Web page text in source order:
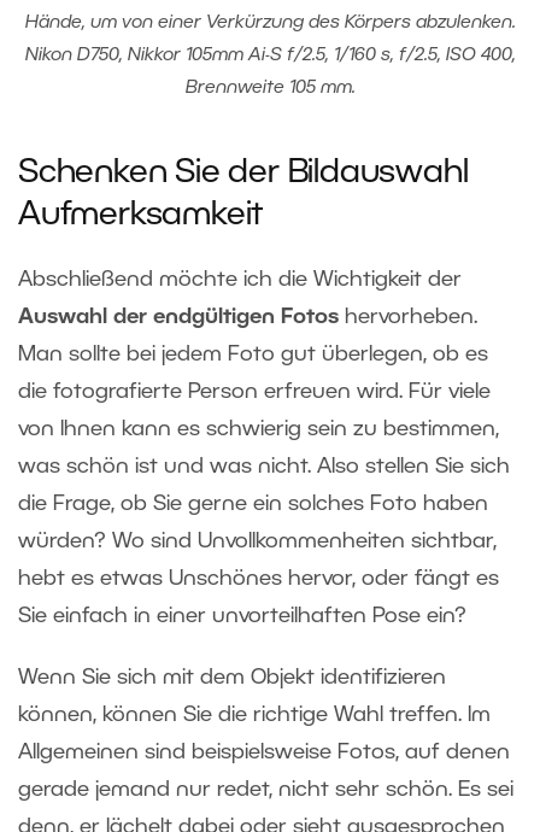
Hände, um von einer Verkürzung des Körpers abzulenken.
Nikon D750, Nikkor 105mm Ai-S f/2.5, 1/160 s, f/2.5, ISO 400,
Brennweite 105 mm.
Schenken Sie der Bildauswahl
Aufmerksamkeit
Abschließend möchte ich die Wichtigkeit der
Auswahl der endgültigen Fotos hervorheben.
Man sollte bei jedem Foto gut überlegen, ob es
die fotografierte Person erfreuen wird. Für viele
von Ihnen kann es schwierig sein zu bestimmen,
was schön ist und was nicht. Also stellen Sie sich
die Frage, ob Sie gerne ein solches Foto haben
würden? Wo sind Unvollkommenheiten sichtbar,
hebt es etwas Unschönes hervor, oder fängt es
Sie einfach in einer unvorteilhaften Pose ein?
Wenn Sie sich mit dem Objekt identifizieren
können, können Sie die richtige Wahl treffen. Im
Allgemeinen sind beispielsweise Fotos, auf denen
gerade jemand nur redet, nicht sehr schön. Es sei
denn, er lächelt dabei oder sieht ausgesprochen